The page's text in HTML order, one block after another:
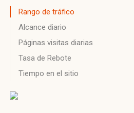
Rango de tráfico
Alcance diario
Páginas visitas diarias
Tasa de Rebote
Tiempo en el sitio